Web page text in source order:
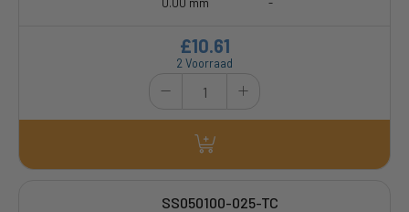
2 Voorraad
£10.61
SS050100-025-TC